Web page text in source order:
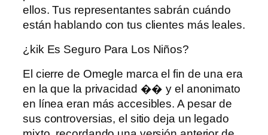
ellos. Tus representantes sabrán cuándo
están hablando con tus clientes más leales.
¿kik Es Seguro Para Los Niños?
El cierre de Omegle marca el fin de una era
en la que la privacidad �� y el anonimato
en línea eran más accesibles. A pesar de
sus controversias, el sitio deja un legado